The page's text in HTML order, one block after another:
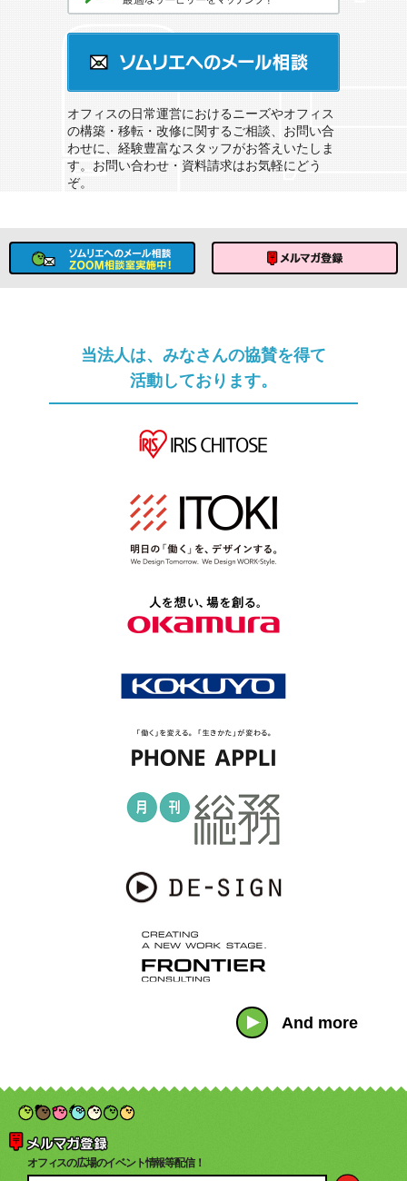
オフィスの日常運営におけるニーズやオフィス
の構築・移転・改修に関するご相談、お問い合
わせに、経験豊富なスタッフがお答えいたしま
す。お問い合わせ・資料請求はお気軽にどう
ぞ。
当法人は、みなさんの協賛を得て
活動しております。
And more
オフィスの広場のイベント情報等配信！